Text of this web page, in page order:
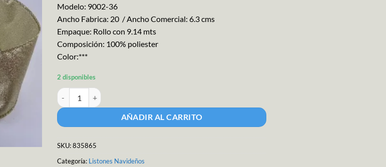
Modelo: 9002-36
Ancho Fabrica: 20 / Ancho Comercial: 6.3 cms
Empaque: Rollo con 9.14 mts
Composición: 100% poliester
Color:***
2 disponibles
Liston Navideño M-SIGRUD/9002 cantidad
AÑADIR AL CARRITO
SKU:835865
Categoría: Listones Navideños